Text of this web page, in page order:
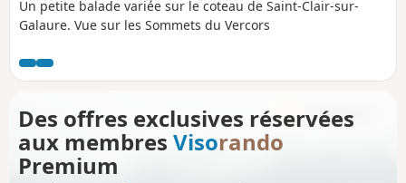
Un petite balade variée sur le coteau de Saint-Clair-sur-
Galaure. Vue sur les Sommets du Vercors
Des offres exclusives réservées
aux membres Visorando
Premium